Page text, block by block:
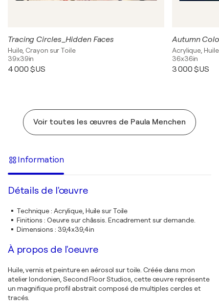
Tracing Circles_Hidden Faces
Huile, Crayon sur Toile
39x39in
4 000 $US
Autumn
Acrylique,
36x36in
3 000 $US
Voir toutes les œuvres de Paula Menchen
Information
Détails de l'œuvre
Technique: Acrylique, Huile sur Toile
Finitions : Oeuvre sur châssis. Encadrement sur demande.
Dimensions : 39,4x39,4in
À propos de l'oeuvre
Huile, vernis et peinture en aérosol sur toile. Créée dans mon
atelier londonien, Second Floor Studios, cette œuvre représente
un magnifique profil abstrait composé de multiples cercles et
tracés.